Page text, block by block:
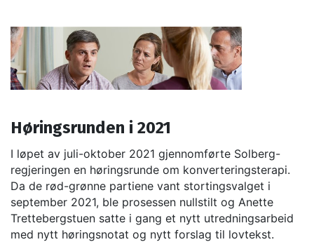
Høringsrunden i 2021
I løpet av juli-oktober 2021 gjennomførte Solberg-
regjeringen en høringsrunde om konverteringsterapi.
Da de rød-grønne partiene vant stortingsvalget i
september 2021, ble prosessen nullstilt og Anette
Trettebergstuen satte i gang et nytt utredningsarbeid
med nytt høringsnotat og nytt forslag til lovtekst.